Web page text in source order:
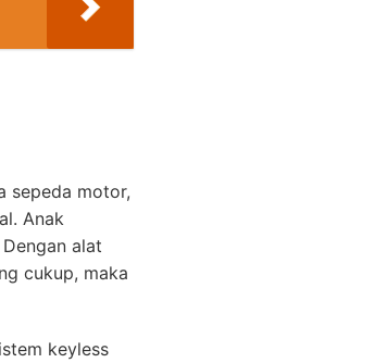
sepeda motor,
Anak
alat
cukup, maka
keyless